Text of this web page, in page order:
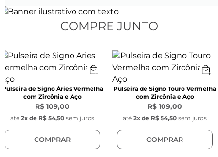
Modelo: Corda de cetim
Cor: Vermelho
Pingente Redondo Signo:
Largura: 1,1 mm
Material: Aço inoxidável
COMPRE JUNTO
Pulseira de Signo Áries Vermelha
com Zircônia e Aço
R$ 109,00
até 2x de R$ 54,50 sem juros
COMPRAR
Pulseira de Signo Touro Vermelha
com Zircônia e Aço
R$ 109,00
até 2x de R$ 54,50 sem juros
COMPRAR